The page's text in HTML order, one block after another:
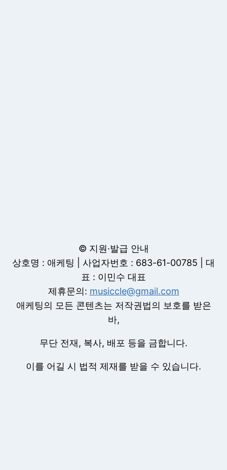
© 지원·발급 안내
상호명 : 애케팅 | 사업자번호 : 683-61-00785 | 대
표 : 이민수 대표
제휴문의: musiccle@gmail.com
애케팅의 모든 콘텐츠는 저작권법의 보호를 받은
바,
무단 전재, 복사, 배포 등을 금합니다.
이를 어길 시 법적 제재를 받을 수 있습니다.